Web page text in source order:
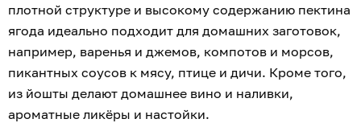
плотной структуре и высокому содержанию пектина
ягода идеально подходит для домашних заготовок,
например, варенья и джемов, компотов и морсов,
пикантных соусов к мясу, птице и дичи. Кроме того,
из йошты делают домашнее вино и наливки,
ароматные ликёры и настойки.